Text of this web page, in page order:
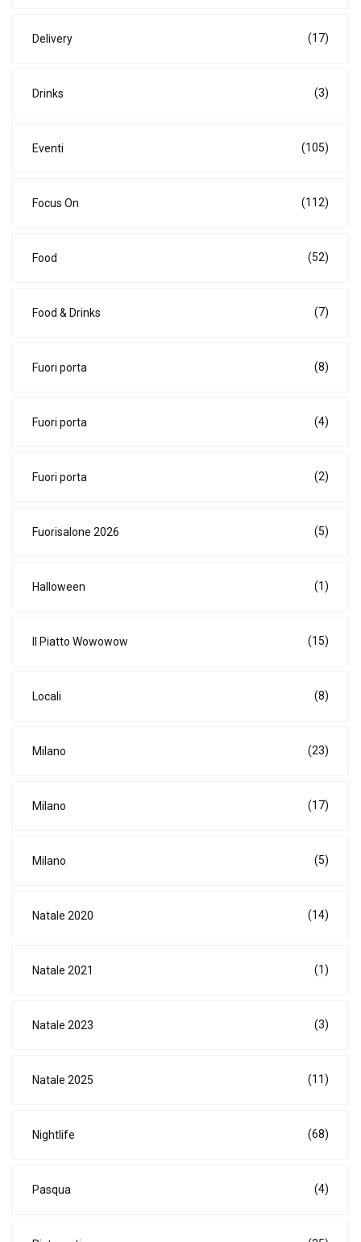
Delivery (17)
Drinks (3)
Eventi (105)
Focus On (112)
Food (52)
Food & Drinks (7)
Fuori porta (8)
Fuori porta (4)
Fuori porta (2)
Fuorisalone 2026 (5)
Halloween (1)
Il Piatto Wowowow (15)
Locali (8)
Milano (23)
Milano (17)
Milano (5)
Natale 2020 (14)
Natale 2021 (1)
Natale 2023 (3)
Natale 2025 (11)
Nightlife (68)
Pasqua (4)